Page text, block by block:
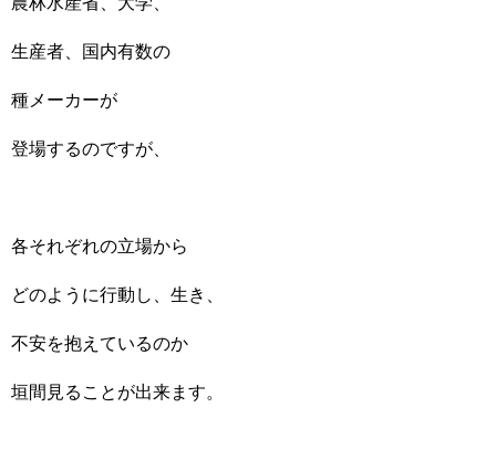
生産者、国内有数の
種メーカーが
登場するのですが、
各それぞれの立場から
どのように行動し、生き、
不安を抱えているのか
垣間見ることが出来ます。